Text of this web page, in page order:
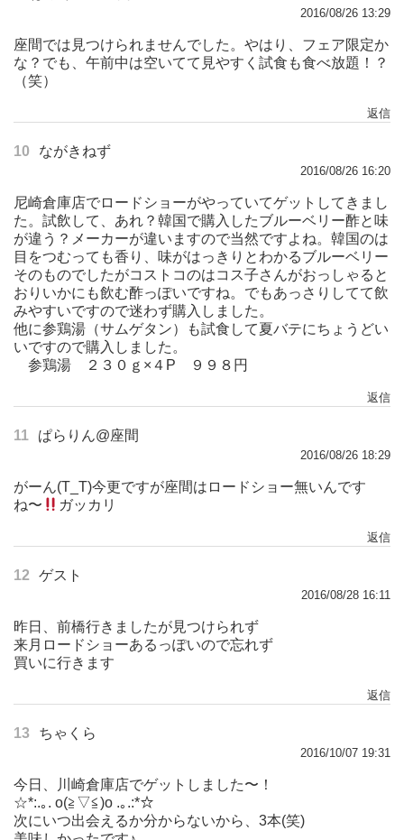
2016/08/26 13:29
座間では見つけられませんでした。やはり、フェア限定か
な？でも、午前中は空いてて見やすく試食も食べ放題！？
（笑）
返信
10 ながきねず
2016/08/26 16:20
尼崎倉庫店でロードショーがやっていてゲットしてきまし
た。試飲して、あれ？韓国で購入したブルーベリー酢と味
が違う？メーカーが違いますので当然ですよね。韓国のは
目をつむっても香り、味がはっきりとわかるブルーベリー
そのものでしたがコストコのはコス子さんがおっしゃると
おりいかにも飲む酢っぽいですね。でもあっさりしてて飲
みやすいですので迷わず購入しました。
他に参鶏湯（サムゲタン）も試食して夏バテにちょうどい
いですので購入しました。
参鶏湯 ２３０ｇ×４P ９９８円
返信
11 ぱらりん@座間
2016/08/26 18:29
がーん(T_T)今更ですが座間はロードショー無いんです
ね〜
ガッカリ
返信
12 ゲスト
2016/08/28 16:11
昨日、前橋行きましたが見つけられず
来月ロードショーあるっぽいので忘れず
買いに行きます
返信
13 ちゃくら
2016/10/07 19:31
今日、川崎倉庫店でゲットしました〜！
☆*:.｡. o(≧▽≦)o .｡.:*☆
次にいつ出会えるか分からないから、3本(笑)